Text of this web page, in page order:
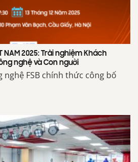
NAM 2025: Trải nghiệm Khách
nghệ và Con người
nghệ FSB chính thức công bố